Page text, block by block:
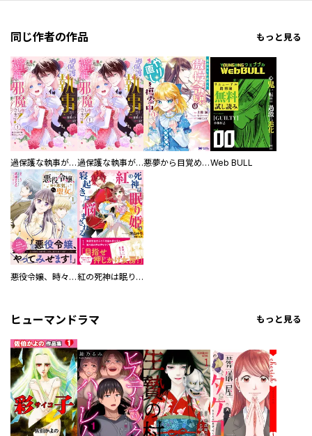
同じ作者の作品 もっと見る
過保護な執事が私の婚活を邪魔してきます！ 分冊版 過保護な執事が私の婚活を邪魔してきます！ 悪夢から目覚めた傲慢令嬢はやり直しを模索中（コミック） 分冊版Web BULL
悪役令嬢、時々本気、のち聖女。（コミック）【電子版特典付】 紅の死神は眠り姫の寝起きに悩まされる（コミック）
ヒューマンドラマ もっと見る